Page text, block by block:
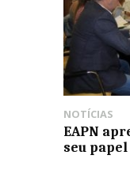
NOTÍCIAS
EAPN
seu